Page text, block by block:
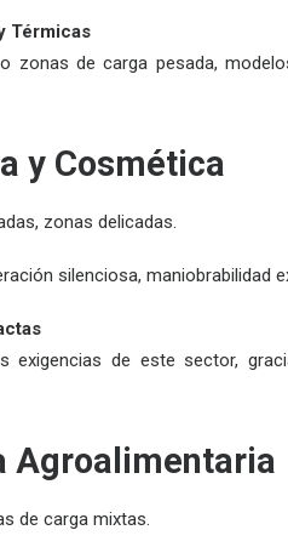
Térmicas
zonas de carga pesada,
y Cosmética
zonas delicadas.
silenciosa, maniobrabilidad
exigencias de este sector,
Agroalimentaria
de carga mixtas.